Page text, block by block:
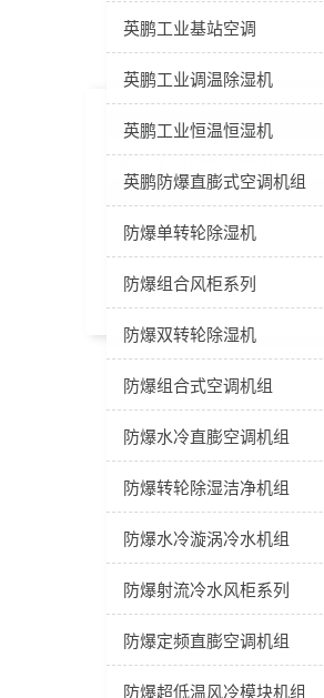
联系客服
陈经理：13640244212
工作时间
周一至周五：
8:30-18:00
周六至周日：
8:30-17:00
工业机房空调-壁挂式
英鹏工业基站空调
英鹏工业调温除湿机
英鹏工业恒温恒湿机
工业空调-恒温恒湿立柜式
工业空调-恒温恒湿吊顶式
英鹏防爆直膨式空调机组
防爆屋顶一体式空调机组
防爆新风分体式空调
防爆净化空调机组
防爆新风一体机空调
防爆直膨式空调
防爆单转轮除湿机
防爆组合风柜系列
防爆双转轮除湿机
防爆组合式空调机组
防爆水冷直膨空调机组
防爆转轮除湿洁净机组
防爆水冷漩涡冷水机组
防爆射流冷水风柜系列
防爆定频直膨空调机组
防爆超低温风冷模块机组